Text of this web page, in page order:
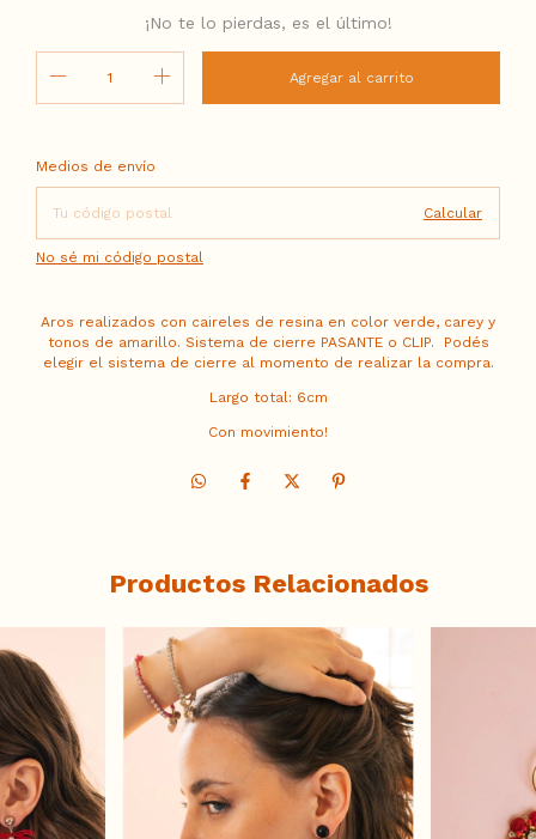
¡No te lo pierdas, es el último!
Entregas para el CP:
Medios de envío
Calcular
No sé mi código postal
Aros realizados con caireles de resina en color verde, carey y
tonos de amarillo. Sistema de cierre PASANTE o CLIP. Podés
elegir el sistema de cierre al momento de realizar la compra.
Largo total: 6cm
Con movimiento!
Productos Relacionados